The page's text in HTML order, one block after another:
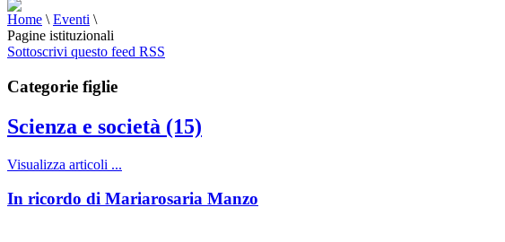
Home \ Eventi \
Pagine istituzionali
Sottoscrivi questo feed RSS
Categorie figlie
Scienza e società (15)
Visualizza articoli ...
In ricordo di Mariarosaria Manzo